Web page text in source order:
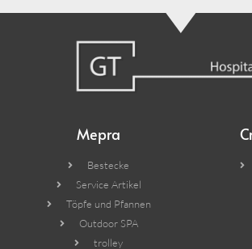
Mepra
Bestecke
Service Artikel
Töpfe und Pfannen
Outdoor SPA
trolley